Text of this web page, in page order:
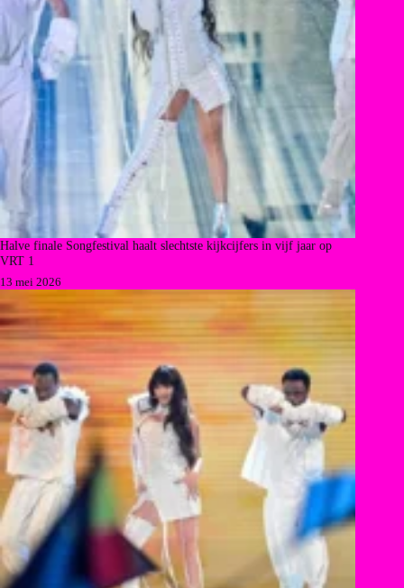
Halve finale Songfestival haalt slechtste kijkcijfers in vijf jaar op
VRT 1
13 mei 2026